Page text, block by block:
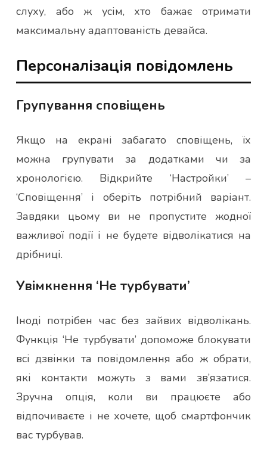
слуху, або ж усім, хто бажає отримати
максимальну адаптованість девайса.
Персоналізація повідомлень
Групування сповіщень
Якщо на екрані забагато сповіщень, їх
можна групувати за додатками чи за
хронологією. Відкрийте ‘Настройки’ –
‘Сповіщення’ і оберіть потрібний варіант.
Завдяки цьому ви не пропустите жодної
важливої події і не будете відволікатися на
дрібниці.
Увімкнення ‘Не турбувати’
Іноді потрібен час без зайвих відволікань.
Функція ‘Не турбувати’ допоможе блокувати
всі дзвінки та повідомлення або ж обрати,
які контакти можуть з вами зв’язатися.
Зручна опція, коли ви працюєте або
відпочиваєте і не хочете, щоб смартфончик
вас турбував.